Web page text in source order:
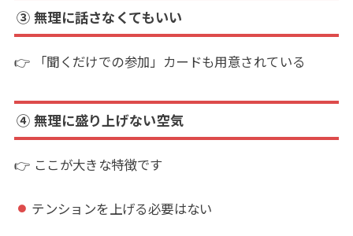
③ 無理に話さなくてもいい
👉 「聞くだけでの参加」カードも用意されている
④ 無理に盛り上げない空気
👉 ここが大きな特徴です
テンションを上げる必要はない